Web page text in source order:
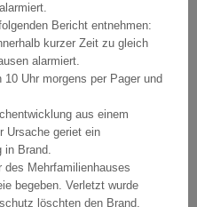
alarmiert.
Bericht entnehmen:
kurzer Zeit zu gleich
alarmiert.
Uhr morgens per Pager und
aus einem
Ursache geriet ein
in Brand.
des Mehrfamilienhauses
begeben. Verletzt wurde
löschten den Brand.